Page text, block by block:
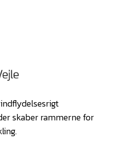
skaber rammerne for